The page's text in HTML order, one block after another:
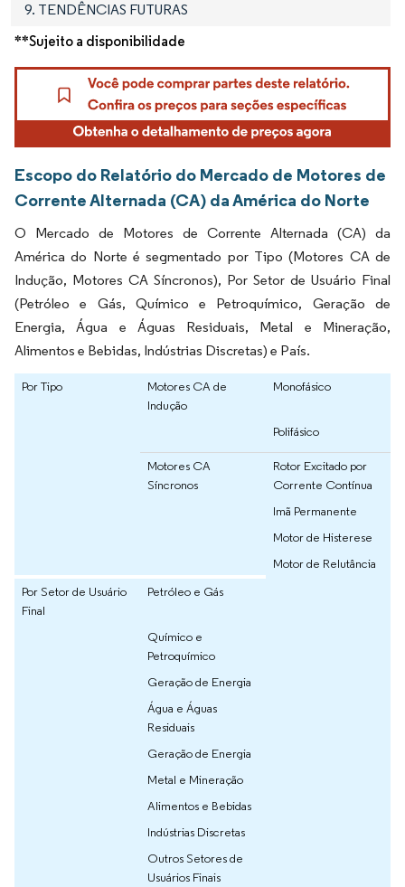
9. TENDÊNCIAS FUTURAS
**Sujeito a disponibilidade
Escopo do Relatório do Mercado de Motores de
Corrente Alternada (CA) da América do Norte
O Mercado de Motores de Corrente Alternada (CA) da
América do Norte é segmentado por Tipo (Motores CA de
Indução, Motores CA Síncronos), Por Setor de Usuário Final
(Petróleo e Gás, Químico e Petroquímico, Geração de
Energia, Água e Águas Residuais, Metal e Mineração,
Alimentos e Bebidas, Indústrias Discretas) e País.
Por Tipo
Motores CA de
Indução
Monofásico
Polifásico
Motores CA
Síncronos
Rotor Excitado por
Corrente Contínua
Imã Permanente
Motor de Histerese
Motor de Relutância
Por Setor de Usuário
Final
Petróleo e Gás
Químico e
Petroquímico
Geração de Energia
Água e Águas
Residuais
Geração de Energia
Metal e Mineração
Alimentos e Bebidas
Indústrias Discretas
Outros Setores de
Usuários Finais